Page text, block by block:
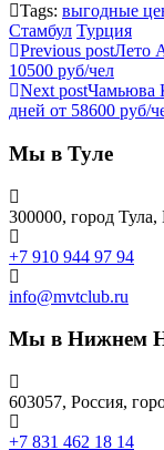
Tags: выгодные
Стамбул Турция
Previous postЛето
10500 руб/чел
Next postЧамьюва
дней от 58600 руб/
Мы в Туле
300000, город
+7 910 944 97 94
info@mvtclub.ru
Мы в Нижнем
603057, Россия,
+7 831 462 18 14